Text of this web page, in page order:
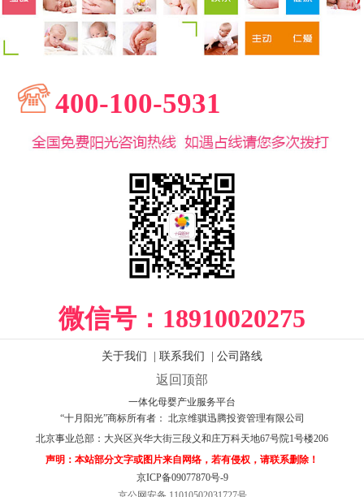
400-100-5931
微信号： 18910020275
关于我们 联系我们 公司路线
返回顶部
一体化母婴产业服务平台
“十月阳光”商标所有者： 北京维骐迅腾投资管理有限公司
北京事业总部： 大兴区兴华大街三段义和庄万科天地67号院1号楼206
声明：本站部分文字或图片来自网络，若有侵权，请联系删除！
京ICP备09077870号-9